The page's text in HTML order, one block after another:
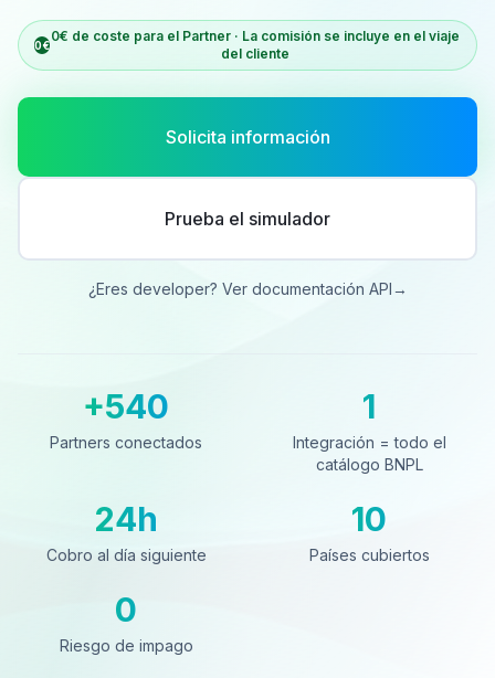
0€
0€ de coste para el Partner · La comisión se incluye en el viaje
del cliente
Solicita información
Prueba el simulador
¿Eres developer? Ver documentación API→
Partners conectados
+540
Partners conectados
Integración = todo el
1
Integración = todo el
catálogo BNPL
Cobro al día siguiente
24h
Cobro al día siguiente
Países cubiertos
10
Países cubiertos
Riesgo de impago
0
Riesgo de impago